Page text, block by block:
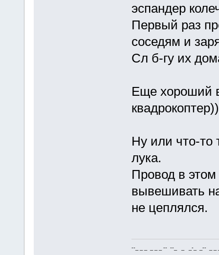
эспандер
Первый раз
соседям и
Сл б-гу их
Еще хороший
квадрокоптер))
Ну или что-то
лука.
Провод в
вывешивать
не цеплялся.
--_ _ _ _ _ _ -- --_ _ _-_ _-- _ _